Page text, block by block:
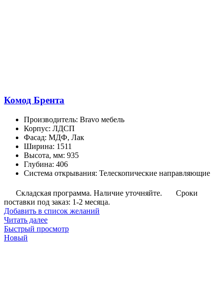
Комод Брента
Производитель: Bravo мебель
Корпус: ЛДСП
Фасад: МДФ, Лак
Ширина: 1511
Высота, мм: 935
Глубина: 406
Система открывания: Телескопические направляющие
Складская программа. Наличие уточняйте.
Сроки
поставки под заказ: 1-2 месяца.
Добавить в список желаний
Читать далее
Быстрый просмотр
Новый